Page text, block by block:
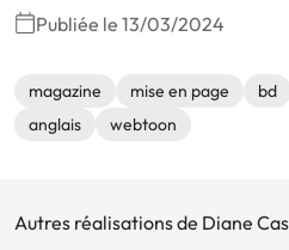
Publiée le 13/03/2024
magazine mise en page bd
anglais
webtoon
Autres réalisations de Diane